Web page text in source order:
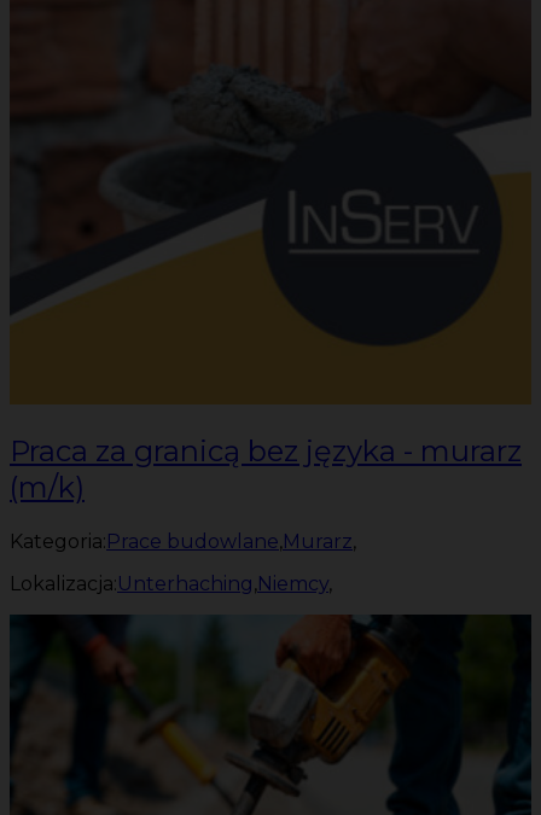
Praca za granicą bez języka - murarz
(m/k)
Kategoria:Prace budowlane,Murarz,
Lokalizacja:Unterhaching,Niemcy,